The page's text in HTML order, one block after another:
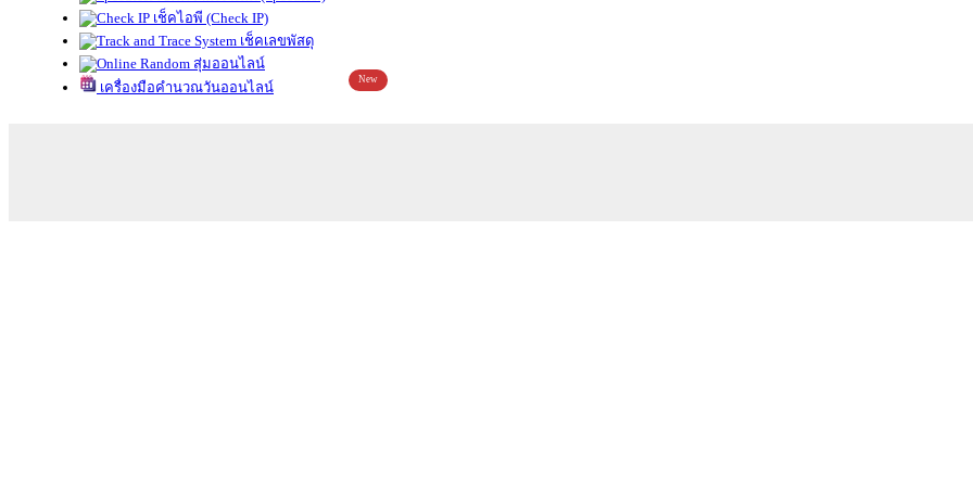
เช็คไอพี (Check IP)
เช็คเลขพัสดุ
สุ่มออนไลน์
เครื่องมือคำนวณวันออนไลน์
New